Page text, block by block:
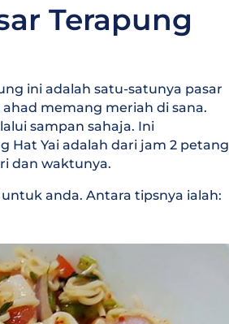
Terapung
ini adalah satu-satunya pasar
memang meriah di sana.
sampan sahaja. Ini
Hat Yai adalah dari jam 2 petang
dan waktunya.
anda. Antara tipsnya ialah: